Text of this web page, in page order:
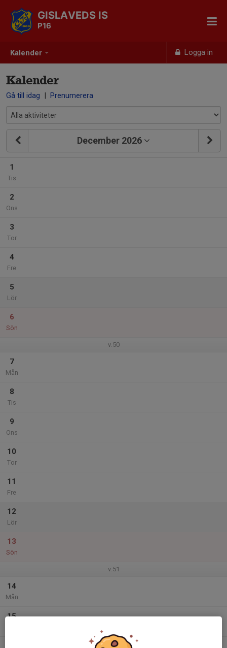
Kalender Logga in
GISLAVEDS IS
P16
Kalender
Gå till idag | Prenumerera
December 2026
1
Tis
2
Ons
3
Tor
4
Fre
5
Lör
6
Sön
v.50
7
Mån
8
Tis
9
Ons
10
Tor
11
Fre
12
Lör
13
Sön
v.51
14
Mån
15